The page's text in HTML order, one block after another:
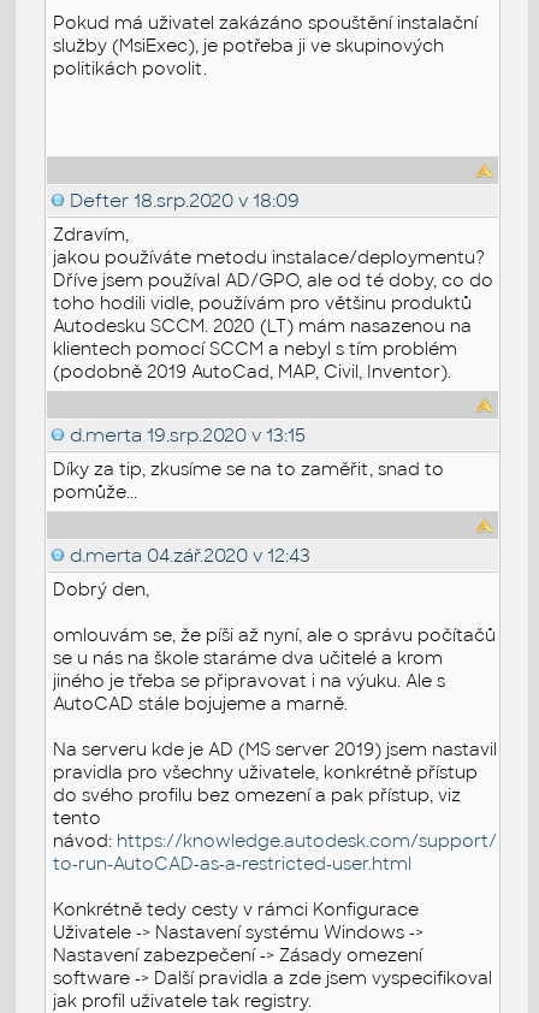
Pokud má uživatel zakázáno spouštění instalační
služby (MsiExec), je potřeba ji ve skupinových
politikách povolit.
Defter 18.srp.2020 v 18:09
Zdravím,
jakou používáte metodu instalace/deploymentu?
Dříve jsem používal AD/GPO, ale od té doby, co do
toho hodili vidle, používám pro většinu produktů
Autodesku SCCM. 2020 (LT) mám nasazenou na
klientech pomocí SCCM a nebyl s tím problém
(podobně 2019 AutoCad, MAP, Civil, Inventor).
d.merta 19.srp.2020 v 13:15
Díky za tip, zkusíme se na to zaměřit, snad to
pomůže...
d.merta 04.zář.2020 v 12:43
Dobrý den,
omlouvám se, že píši až nyní, ale o správu počítačů
se u nás na škole staráme dva učitelé a krom
jiného je třeba se připravovat i na výuku. Ale s
AutoCAD stále bojujeme a marně.
Na serveru kde je AD (MS server 2019) jsem nastavil
pravidla pro všechny uživatele, konkrétně přístup
do svého profilu bez omezení a pak přístup, viz
tento
návod: https://knowledge.autodesk.com/support/
to-run-AutoCAD-as-a-restricted-user.html
Konkrétně tedy cesty v rámci Konfigurace
Uživatele -> Nastavení systému Windows ->
Nastavení zabezpečení -> Zásady omezení
software -> Další pravidla a zde jsem vyspecifikoval
jak profil uživatele tak registry.